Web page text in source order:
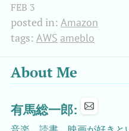
FEB 3
posted in: Amazon
tags: AWS ameblo
About Me
有馬総一郎: